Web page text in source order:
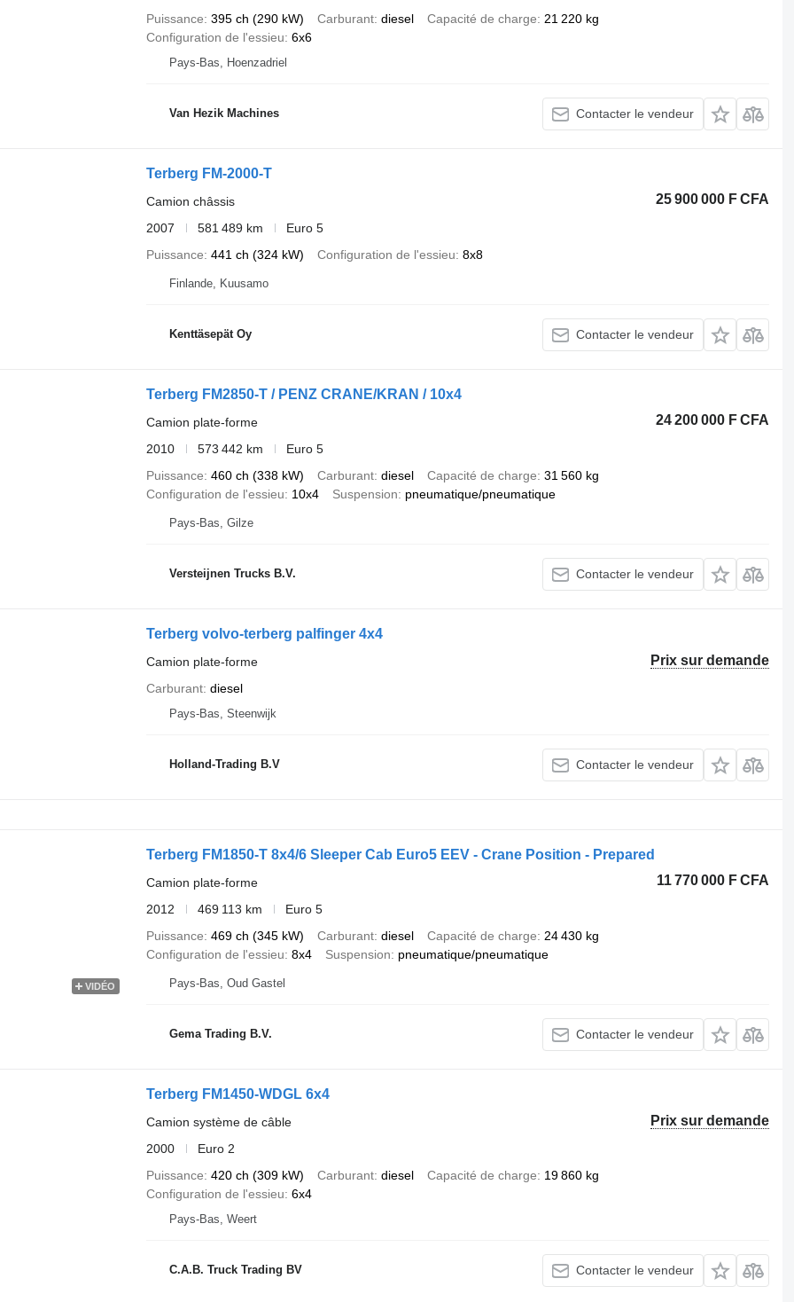
Puissance 395 ch (290 kW) Carburant diesel Capacité de charge
21 220 kg
Configuration de l'essieu 6x6
Pays-Bas, Hoenzadriel
Van Hezik Machines Contacter le vendeur
Terberg FM-2000-T
25 900 000 F CFA
Camion châssis
2007
581 489 km
Euro 5
Puissance 441 ch (324 kW) Configuration de l'essieu 8x8
Finlande, Kuusamo
Kenttäsepät Oy Contacter le vendeur
Terberg FM2850-T / PENZ CRANE/KRAN / 10x4
24 200 000 F CFA
Camion plate-forme
2010
573 442 km
Euro 5
Puissance 460 ch (338 kW) Carburant diesel Capacité de charge 31 560 kg
Configuration de l'essieu
10x4 Suspension pneumatique/pneumatique
Pays-Bas, Gilze
Versteijnen Trucks B.V. Contacter le vendeur
Terberg volvo-terberg palfinger 4x4
Prix sur demande
Camion plate-forme
Carburant diesel
Pays-Bas, Steenwijk
Holland-Trading B.V Contacter le vendeur
VIDÉO
Terberg FM1850-T 8x4/6 Sleeper Cab Euro5 EEV - Crane Position - Prepared
11 770 000 F CFA
Camion plate-forme
2012
469 113 km
Euro 5
Puissance 469 ch (345 kW) Carburant diesel Capacité de charge
24 430 kg
Configuration de l'essieu 8x4 Suspension pneumatique/pneumatique
Pays-Bas, Oud Gastel
Gema Trading B.V. Contacter le vendeur
Terberg FM1450-WDGL 6x4
Prix sur demande
Camion système de câble
2000
Euro 2
Puissance 420 ch (309 kW) Carburant diesel Capacité de charge
19 860 kg
Configuration de l'essieu 6x4
Pays-Bas, Weert
C.A.B. Truck Trading BV Contacter le vendeur